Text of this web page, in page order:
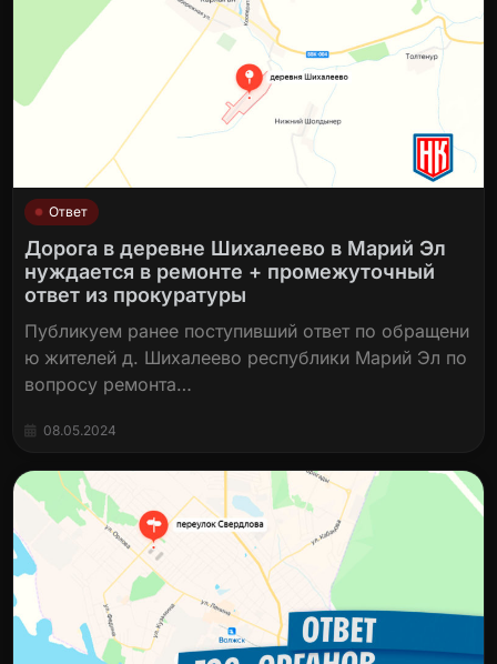
Ответ
Дорога в деревне Шихалеево в Марий Эл
нуждается в ремонте + промежуточный
ответ из прокуратуры
Публикуем ранее поступивший ответ по обращени
ю жителей д. Шихалеево республики Марий Эл по
вопросу ремонта…
08.05.2024